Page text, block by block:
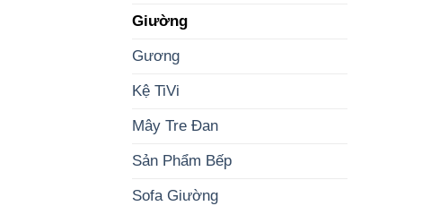
Giường
Gương
Kệ TiVi
Mây Tre Đan
Sản Phẩm Bếp
Sofa Giường